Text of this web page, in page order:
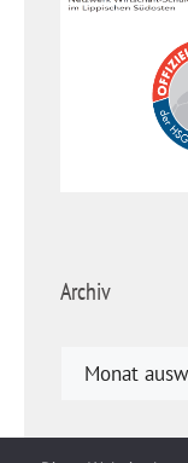
Archiv